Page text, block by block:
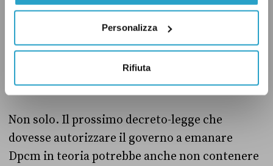
Personalizza
Rifiuta
anche dopo la proroga dello stato di
emergenza, sarà necessario che il Parlamento
approvi un altro decreto-legge (o un’altra
legge) che dia al governo la facoltà di emanare
Dpcm fino al 15 ottobre.
Non solo. Il prossimo decreto-legge che
dovesse autorizzare il governo a emanare
Dpcm in teoria potrebbe anche non contenere